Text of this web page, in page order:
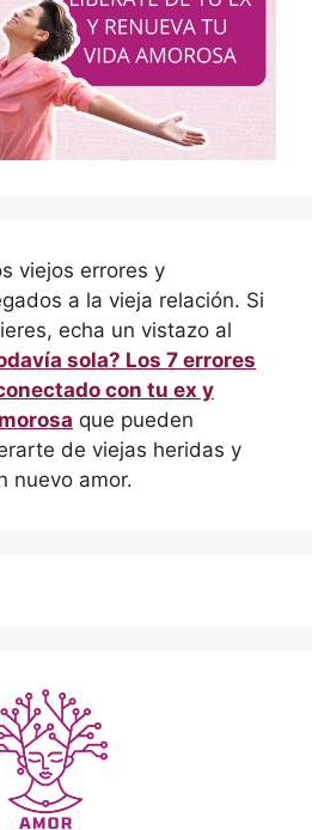
viejos errores y
a la vieja relación. Si
echa un vistazo al
sola? Los 7 errores
con tu ex y
que pueden
de viejas heridas y
nuevo amor.